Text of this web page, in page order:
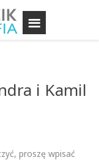
i Kamil
proszę wpisać